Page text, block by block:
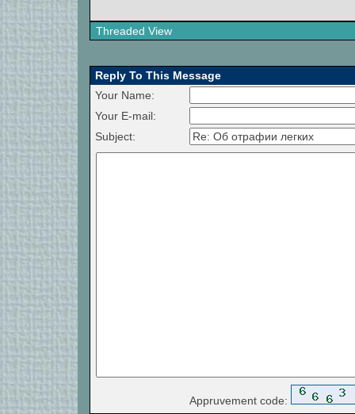
Threaded View
Reply To This Message
Your Name:
Your E-mail:
Subject:
Appruvement code: